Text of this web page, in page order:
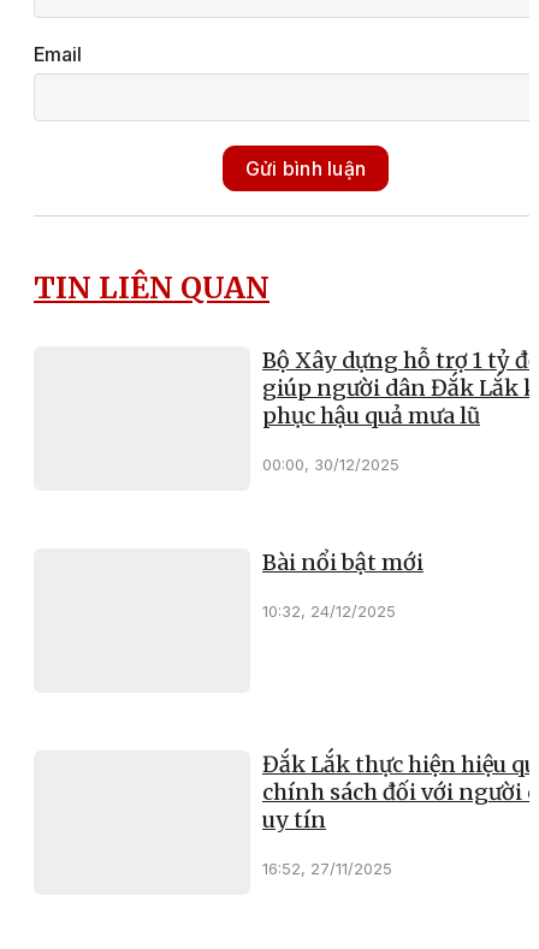
Email
Gửi bình luận
TIN LIÊN QUAN
Bộ Xây dựng hỗ trợ 1 tỷ
giúp người dân Đắk Lắk
phục hậu quả mưa lũ
00:00, 30/12/2025
Bài nổi bật mới
10:32, 24/12/2025
Đắk Lắk thực hiện hiệu
chính sách đối với người
uy tín
16:52, 27/11/2025